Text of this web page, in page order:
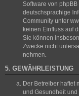
Software von
deutschsprachige
Community unter
keinen Einfluss auf
Sie können
Zwecke nicht
nehmen.
5. GEWÄHRLEISTUNG
Der Betreiber haftet
und Gesundheit